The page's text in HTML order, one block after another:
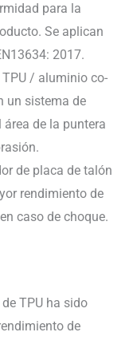
para la
Se aplican
2017.
TPU / aluminio co-
un sistema de
de la puntera
de placa de talón
rendimiento de
caso de choque.
TPU ha sido
de